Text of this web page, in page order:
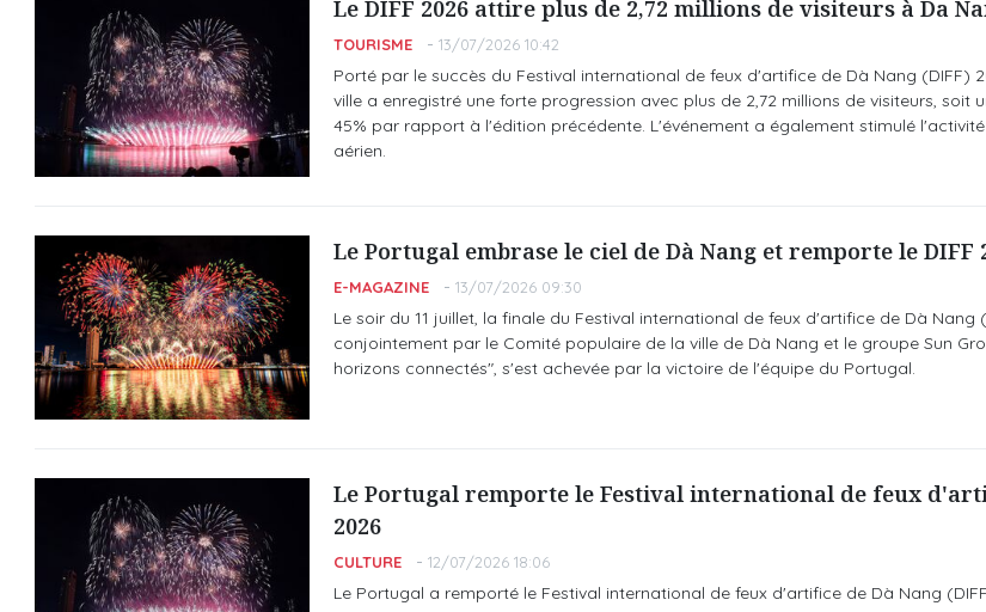
Le DIFF 2026 attire plus de 2,72 millions de visiteurs à Da
TOURISME 13/07/2026 10:42
Porté par le succès du Festival international de feux d'artifice de Dà Nang (DIFF)
ville a enregistré une forte progression avec plus de 2,72 millions de visiteurs, soit
45% par rapport à l'édition précédente. L'événement a également stimulé
aérien.
Le Portugal embrase le ciel de Dà Nang et remporte le DIFF
E-MAGAZINE 13/07/2026 09:30
Le soir du 11 juillet, la finale du Festival international de feux d'artifice de Dà Nang
conjointement par le Comité populaire de la ville de Dà Nang et le groupe Sun
horizons connectés", s'est achevée par la victoire de l'équipe du Portugal.
Le Portugal remporte le Festival international de feux
2026
CULTURE 12/07/2026 18:06
Le Portugal a remporté le Festival international de feux d'artifice de Dà Nang